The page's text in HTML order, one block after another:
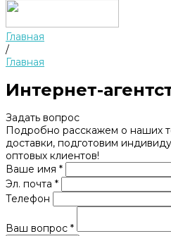
Главная
/
Главная
Интернет-
Задать вопрос
Подробно расскажем о наших
доставки, подготовим
оптовых клиентов!
Ваше имя *
Эл. почта *
Телефон
Ваш вопрос *